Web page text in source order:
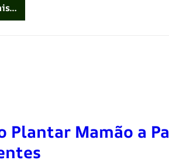
Plantar Mamão a